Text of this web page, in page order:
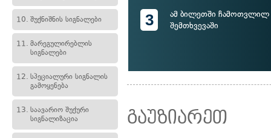
10. შუქნიშნის სიგნალები
11. მარეგულირებლის
სიგნალები
12. სპეციალური სიგნალის
გამოყენება
13. საავარიო შუქური
სიგნალიზაცია
3
ამ ბილეთში ჩამოთვლილ
შემთხვევაში
გაუზიარეთ